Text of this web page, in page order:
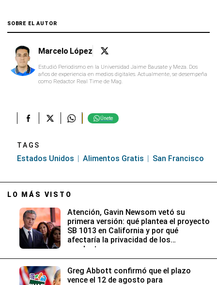
SOBRE EL AUTOR
Marcelo López
Estudió Periodismo en la Universidad Jaime Bausate y Meza. Dos
años de experiencia en medios digitales. Actualmente, se desempeña
como Redactor Real Time de Mag.
Únete
TAGS
Estados Unidos Alimentos Gratis San Francisco
LO MÁS VISTO
Atención, Gavin Newsom vetó su
primera versión: qué plantea el proyecto
SB 1013 en California y por qué
afectaría la privacidad de los
conductores
Greg Abbott confirmó que el plazo
vence el 12 de agosto para